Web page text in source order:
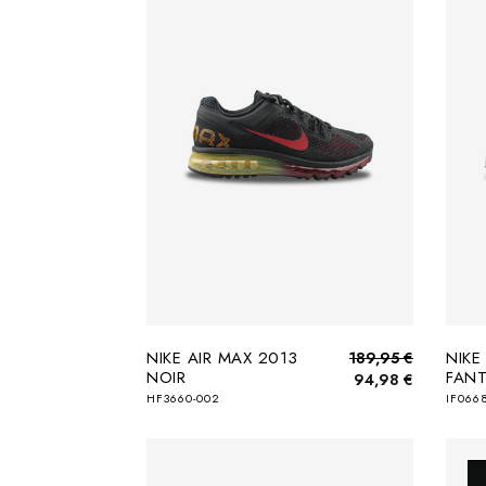
NIKE AIR MAX 2013
NOIR
HF3660-002
189,95 €
94,98 €